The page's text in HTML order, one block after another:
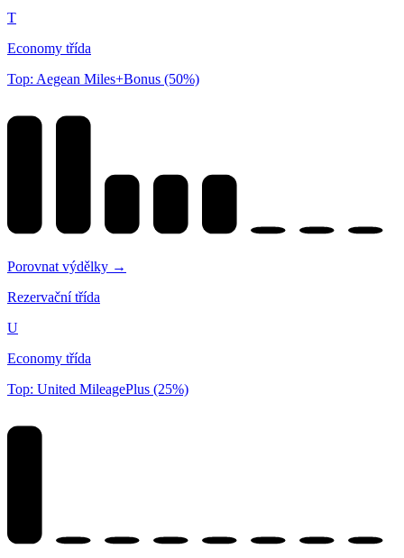
T
Economy třída
Top: Aegean Miles+Bonus (50%)
Porovnat výdělky →
Rezervační třída
U
Economy třída
Top: United MileagePlus (25%)